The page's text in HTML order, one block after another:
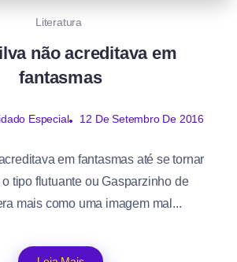
Literatura
não acreditava em
fantasmas
Especial 12 De Setembro De 2016
em fantasmas até se tornar
o tipo flutuante ou Gasparzinho de
mais como uma imagem mal...